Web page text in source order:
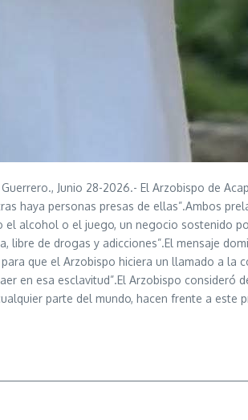
Guerrero., Junio 28-2026.- El Arzobispo de
haya personas presas de ellas”.Ambos
el alcohol o el juego, un negocio sostenido
libre de drogas y adicciones”.El mensaje
que el Arzobispo hiciera un llamado a la
en esa esclavitud”.El Arzobispo consideró
parte del mundo, hacen frente a este